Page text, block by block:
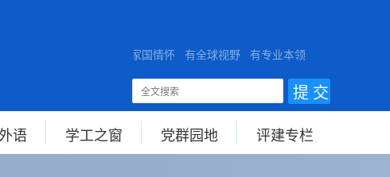
有家国情怀 有全球视野 有专业本领
语 学工之窗 党群园地 评建专栏